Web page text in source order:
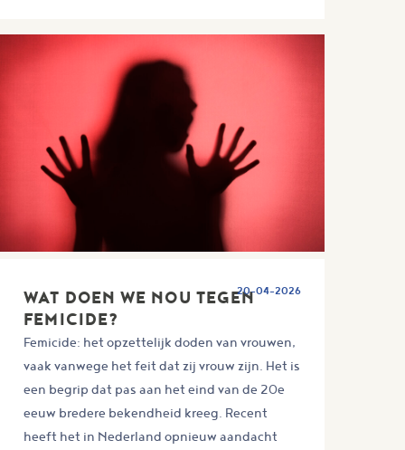
WAT DOEN WE NOU TEGEN
FEMICIDE?
20-04-2026
Femicide: het opzettelijk doden van vrouwen,
vaak vanwege het feit dat zij vrouw zijn. Het is
een begrip dat pas aan het eind van de 20e
eeuw bredere bekendheid kreeg. Recent
heeft het in Nederland opnieuw aandacht